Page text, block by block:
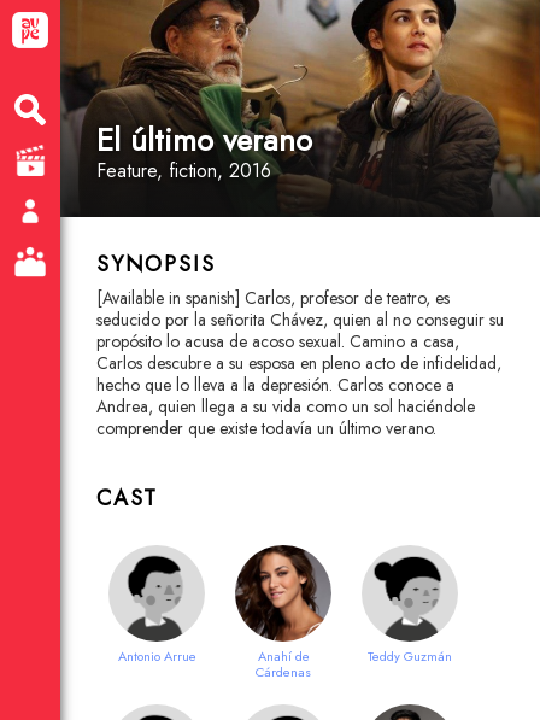
El último verano
Feature, fiction, 2016
SYNOPSIS
[Available in spanish] Carlos, profesor de teatro, es
seducido por la señorita Chávez, quien al no conseguir su
propósito lo acusa de acoso sexual. Camino a casa,
Carlos descubre a su esposa en pleno acto de infidelidad,
hecho que lo lleva a la depresión. Carlos conoce a
Andrea, quien llega a su vida como un sol haciéndole
comprender que existe todavía un último verano.
CAST
Antonio Arrue
Anahí de
Cárdenas
Teddy Guzmán